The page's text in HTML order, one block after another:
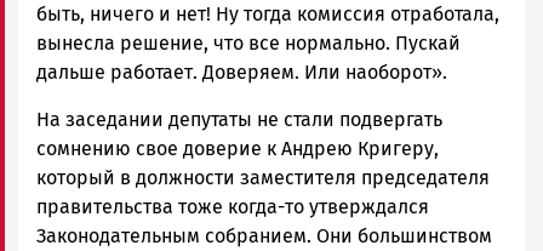
быть, ничего и нет! Ну тогда комиссия отработала,
вынесла решение, что все нормально. Пускай
дальше работает. Доверяем. Или наоборот».
На заседании депутаты не стали подвергать
сомнению свое доверие к Андрею Кригеру,
который в должности заместителя председателя
правительства тоже когда-то утверждался
Законодательным собранием. Они большинством